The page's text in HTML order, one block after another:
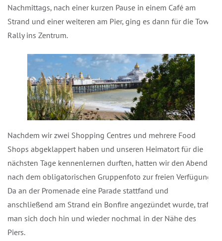
Nachmittags, nach einer kurzen Pause in einem Café am
Strand und einer weiteren am Pier, ging es dann für die Town
Rally ins Zentrum.
Nachdem wir zwei Shopping Centres und mehrere Food
Shops abgeklappert haben und unseren Heimatort für die
nächsten Tage kennenlernen durften, hatten wir den Abend
nach dem obligatorischen Gruppenfoto zur freien Verfügung.
Da an der Promenade eine Parade stattfand und
anschließend am Strand ein Bonfire angezündet wurde, traf
man sich doch hin und wieder nochmal in der Nähe des
Piers.